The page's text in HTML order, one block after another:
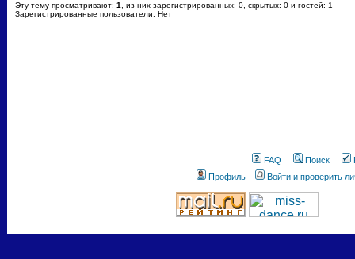
Эту тему просматривают: 1
, из них зарегистрированных: 0, скрытых: 0 и гостей: 1
Зарегистрированные пользователи: Нет
FAQ Поиск
Профиль
Войти и проверить